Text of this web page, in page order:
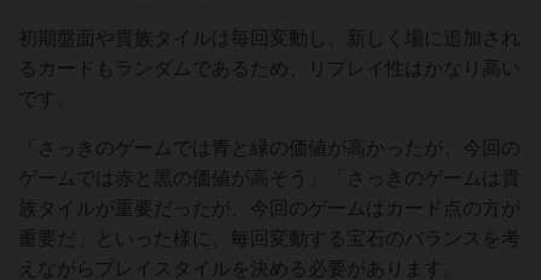
初期盤面や貴族タイルは毎回変動し、新しく場に追加され
るカードもランダムであるため、リプレイ性はかなり高い
です。
「さっきのゲームでは青と緑の価値が高かったが、今回の
ゲームでは赤と黒の価値が高そう」「さっきのゲームは貴
族タイルが重要だったが、今回のゲームはカード点の方が
重要だ」といった様に、毎回変動する宝石のバランスを考
えながらプレイスタイルを決める必要があります。